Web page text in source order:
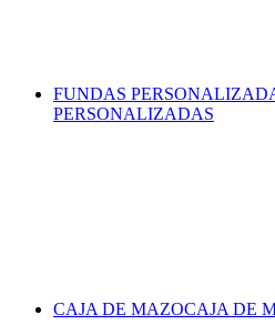
FUNDAS
PERSONALIZADAS
CAJA DE MAZOCAJA DE